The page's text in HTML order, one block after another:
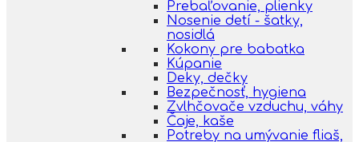
Prebaľovanie, plienky
Nosenie detí - šatky,
nosidlá
Kokony pre babatka
Kúpanie
Deky, dečky
Bezpečnosť, hygiena
Zvlhčovače vzduchu, váhy
Čaje, kaše
Potreby na umývanie fliaš,